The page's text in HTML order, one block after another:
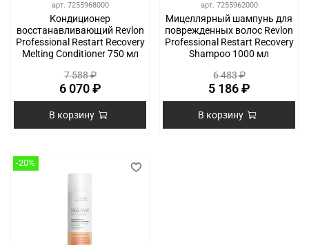
арт. 7255968000
Кондиционер
восстанавливающий Revlon
Professional Restart Recovery
Melting Conditioner 750 мл
7 588 ₽
6 070 ₽
В корзину
арт. 7255962000
Мицеллярный шампунь для
поврежденных волос Revlon
Professional Restart Recovery
Shampoo 1000 мл
6 483 ₽
5 186 ₽
В корзину
-20%